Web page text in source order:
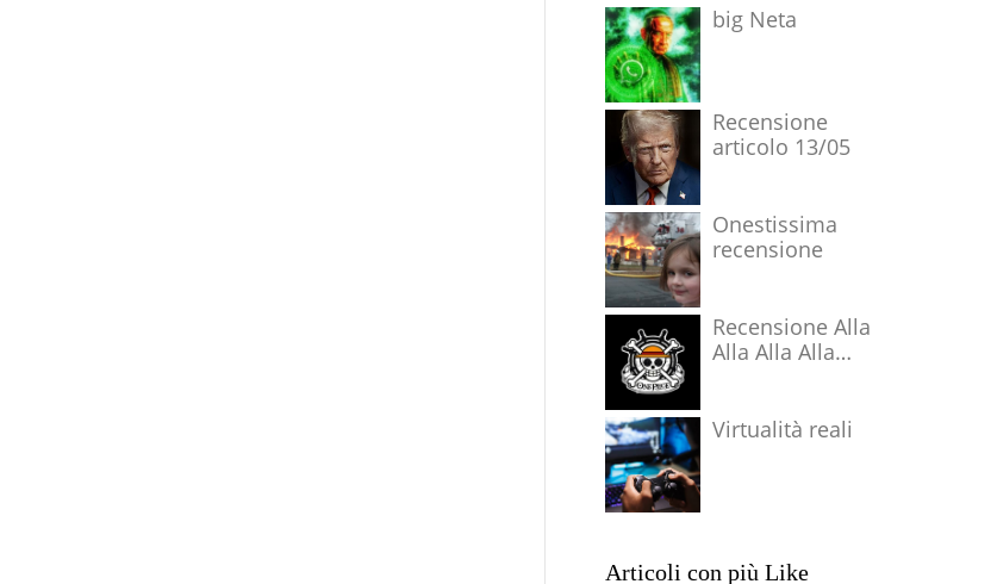
big Neta
Recensione
articolo 13/05
Onestissima
recensione
Recensione Alla
Alla Alla Alla
Virtualità reali
Articoli con più Like